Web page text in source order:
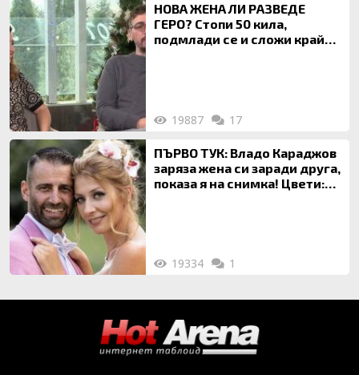
НОВА ЖЕНА ЛИ РАЗВЕДЕ
ГЕРО? Стопи 50 кила,
подмлади се и сложи край
19887 17
ПЪРВО ТУК: Владо Караджов
заряза жена си заради друга,
показа я на снимка! Цвети:
19334 1